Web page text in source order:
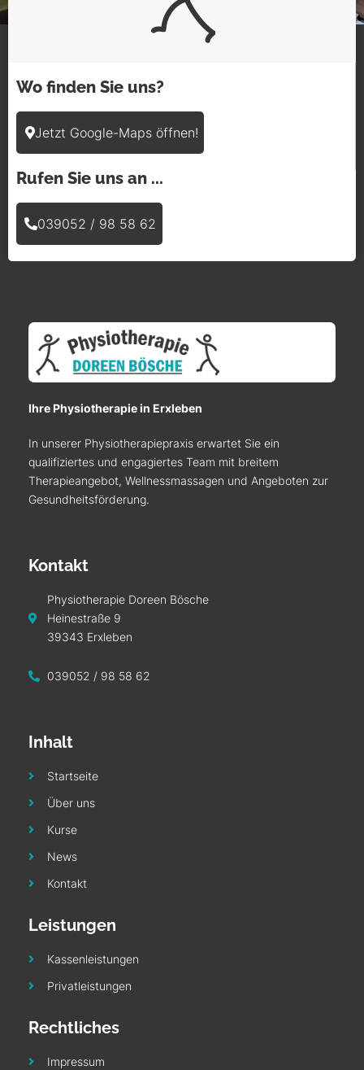
Wo finden Sie uns?
Jetzt Google-Maps öffnen!
Rufen Sie uns an ...
039052 / 98 58 62
Ihre Physiotherapie in Erxleben
In unserer Physiotherapiepraxis erwartet Sie ein
qualifiziertes und engagiertes Team mit breitem
Therapieangebot, Wellnessmassagen und Angeboten zur
Gesundheitsförderung.
Kontakt
Physiotherapie Doreen Bösche
Heinestraße 9
39343 Erxleben
039052 / 98 58 62
Inhalt
Startseite
Über uns
Kurse
News
Kontakt
Leistungen
Kassenleistungen
Privatleistungen
Rechtliches
Impressum